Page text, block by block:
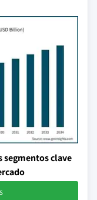
segmentos clave